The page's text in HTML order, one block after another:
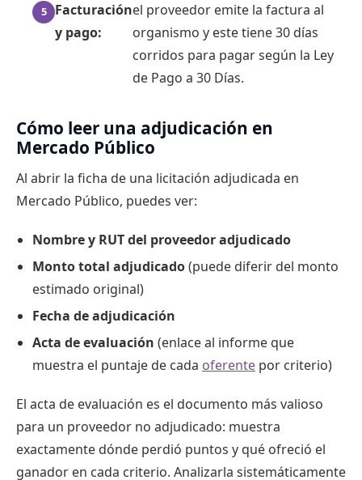
Facturación
y pago:
el proveedor emite la factura al
organismo y este tiene 30 días
corridos para pagar según la Ley
de Pago a 30 Días.
Cómo leer una adjudicación en
Mercado Público
Al abrir la ficha de una licitación adjudicada en
Mercado Público, puedes ver:
Nombre y RUT del proveedor adjudicado
Monto total adjudicado(puede diferir del monto
estimado original)
Fecha de adjudicación
Acta de evaluación (enlace al informe que
muestra el puntaje de cada oferente por criterio)
El acta de evaluación es el documento más valioso
para un proveedor no adjudicado: muestra
exactamente dónde perdió puntos y qué ofreció el
ganador en cada criterio. Analizarla sistemáticamente